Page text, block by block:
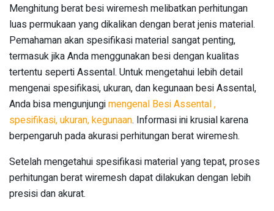
Menghitung berat besi wiremesh melibatkan perhitungan
luas permukaan yang dikalikan dengan berat jenis material.
Pemahaman akan spesifikasi material sangat penting,
termasuk jika Anda menggunakan besi dengan kualitas
tertentu seperti Assental. Untuk mengetahui lebih detail
mengenai spesifikasi, ukuran, dan kegunaan besi Assental,
Anda bisa mengunjungimengenal Besi Assental ,
spesifikasi, ukuran, kegunaan. Informasi ini krusial karena
berpengaruh pada akurasi perhitungan berat wiremesh.
Setelah mengetahui spesifikasi material yang tepat, proses
perhitungan berat wiremesh dapat dilakukan dengan lebih
presisi dan akurat.